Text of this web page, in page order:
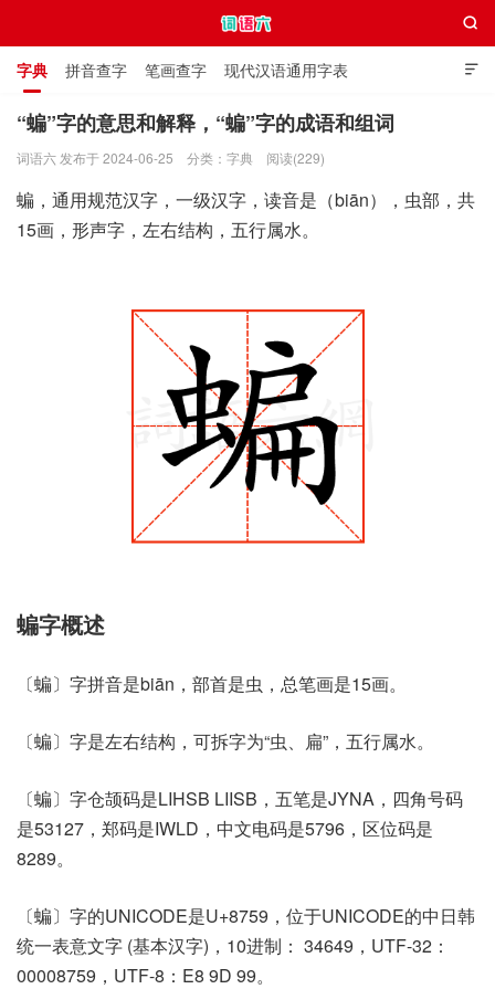

字典 拼音查字 笔画查字 现代汉语通用字表
通用规范汉字表 叠字大全 独体字大全 极简英语词典

“蝙”字的意思和解释，“蝙”字的成语和组词
词语六 发布于 2024-06-25 分类： 字典 阅读(229)
蝙，通用规范汉字，一级汉字，读音是（biān），虫部，共
15画，形声字，左右结构，五行属水。
蝙字概述
〔蝙〕字拼音是biān，部首是虫，总笔画是15画。
〔蝙〕字是左右结构，可拆字为“虫、扁”，五行属水。
〔蝙〕字仓颉码是LIHSB LIISB，五笔是JYNA，四角号码
是53127，郑码是IWLD，中文电码是5796，区位码是
8289。
〔蝙〕字的UNICODE是U+8759，位于UNICODE的中日韩
统一表意文字 (基本汉字)，10进制： 34649，UTF-32：
00008759，UTF-8：E8 9D 99。